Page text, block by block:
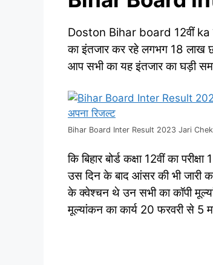
Doston Bihar board 12वीं ka
का इंतजार कर रहे लगभग 18 लाख
आप सभी का यह इंतजार का घड़ी
Bihar Board Inter Result 2023 Jari Chek
कि बिहार बोर्ड कक्षा 12वीं का
उस दिन के बाद आंसर की भी जारी
के क्वेश्चन थे उन सभी का कॉपी
मूल्यांकन का कार्य 20 फरवरी से 5